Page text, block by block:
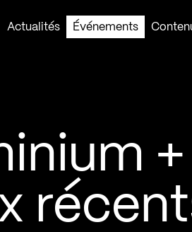
Actualités
Événements
+